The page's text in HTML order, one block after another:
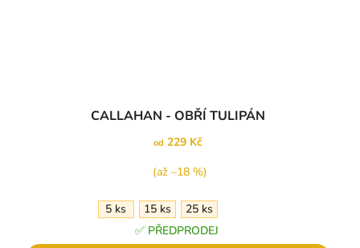
hodnocení
je
z
hvězdiček.
CALLAHAN - OBŘÍ TULIPÁN
od 229 Kč
(až –18 %)
5 ks 15 ks
25 ks
✅ PŘEDPRODEJ